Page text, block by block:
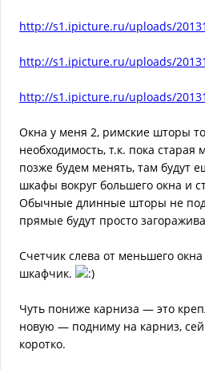
http://s1.ipicture.ru/uploads/
http://s1.ipicture.ru/uploads/
http://s1.ipicture.ru/uploads/
Окна у меня 2, римские шторы
необходимость, т.к. пока старая
позже будем менять, там будут
шкафы вокруг большего окна и
Обычные длинные шторы не
прямые будут просто
Счетчик слева от меньшего
шкафчик.
Чуть пониже карниза — это
новую — подниму на карниз,
коротко.